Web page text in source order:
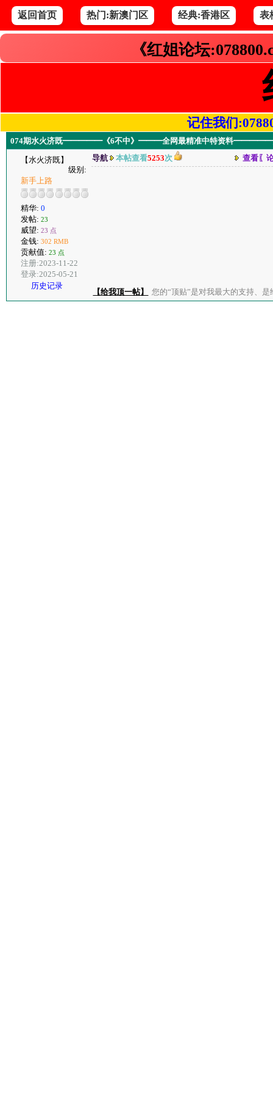
返回首页 热门:新澳门区 经典:香港区 表
《红姐论坛
记住我们
074期水火济既━━━━━《6不中》━━━全网最精准中特资料
【水火济既】
级别:
新手上路
精华: 0
发帖: 23
威望: 23 点
金钱: 302 RMB
贡献值: 23 点
注册:2023-11-22
登录:2025-05-21
历史记录
导航 本帖查看5253次 查看〖
【给我顶一帖】 您的“顶贴”是对我最大的支持、